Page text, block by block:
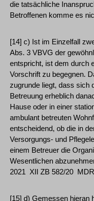
die tatsächliche
Betroffenen komme es
[14] c) Ist im Einzelfall
Abs. 3 VBVG der
entspricht, ist dem durch
Vorschrift zu begegnen.
zugrunde liegt, dass sich
Betreuung erheblich
Hause oder in einer
ambulant betreuten
entscheidend, ob die in
Versorgungs- und
einem Betreuer die
Wesentlichen
2021 ­ XII ZB 582/20
[15] d) Gemessen hieran